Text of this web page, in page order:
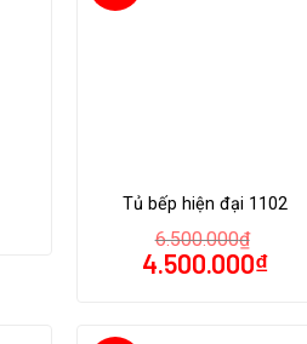
Tủ bếp hiện đại 1102
6.500.000₫
4.500.000₫